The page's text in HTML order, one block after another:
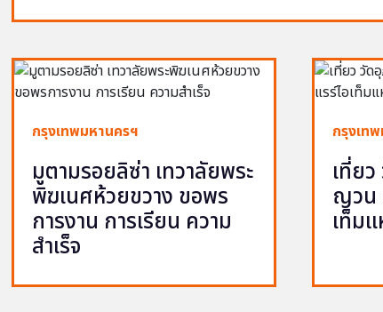
กรุงเทพมหานครฯ
มูตามรอยลิซ่า เทวาลัยพระ
พิฆเนศห้วยขวาง ขอพร
การงาน การเรียน ความ
สำเร็จ
กรุงเท
เที่ย
ญวน
เท็ม